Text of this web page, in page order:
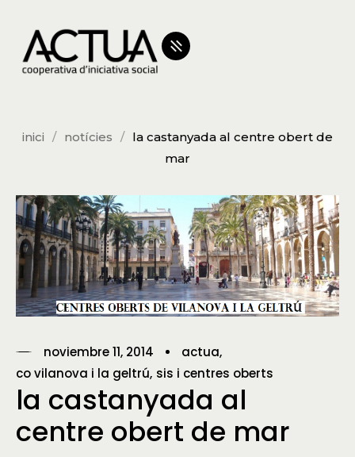
inici notícies
la castanyada al centre obert de
mar
noviembre 11, 2014
actua
co vilanova i la geltrú sis i centres oberts
la castanyada al
centre obert de mar